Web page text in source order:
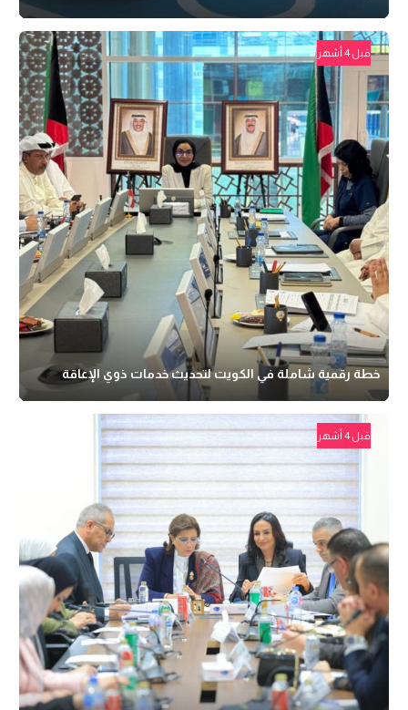
قبل 4 أشهر
خطة رقمية شاملة في الكويت لتحديث خدمات ذوي الإعاقة
قبل 4 أشهر